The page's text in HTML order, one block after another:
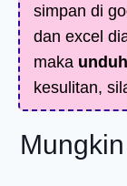
simpan di
dan excel
maka
kesulitan,